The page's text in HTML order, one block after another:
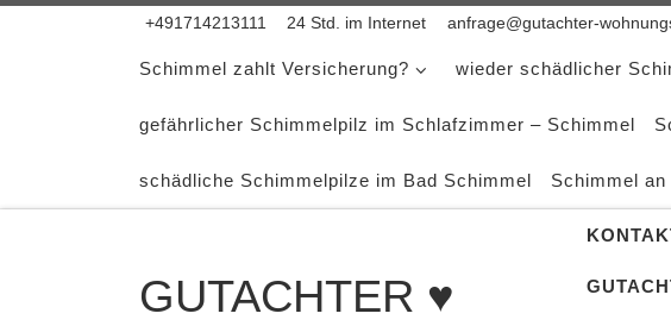
Zum Inhalt springen
+491714213111 24 Std. im Internet anfrage@gutachter-
Schimmel zahlt Versicherung? wieder schädlicher
gefährlicher Schimmelpilz im Schlafzimmer – Schimmel
schädliche Schimmelpilze im Bad Schimmel Schimmel
GUTACHTER ♥